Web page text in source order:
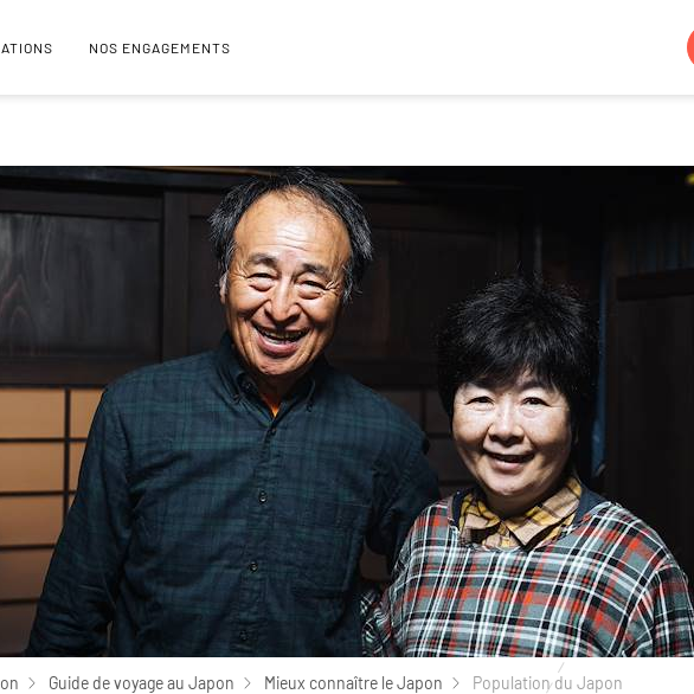
NOS ENGAGEMENTS
Guide de voyage au Japon Mieux connaître le Japon Population du Japon